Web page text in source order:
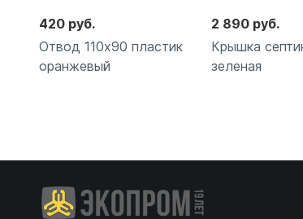
420 руб.
Отвод 110х90 пластик
оранжевый
2 890 руб.
Крышка
зеленая